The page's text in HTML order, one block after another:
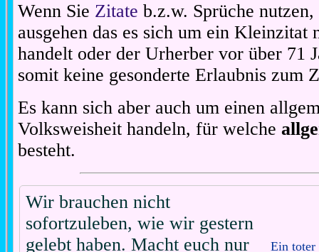
Wenn Sie Zitate b.z.w. Sprüche
ausgehen das es sich um ein Kleinzitat
handelt oder der Urherber vor über 71
somit keine gesonderte Erlaubnis zum
Es kann sich aber auch um einen
Volksweisheit handeln, für welche
besteht.
Wir brauchen nicht
sofortzuleben, wie wir gestern
gelebt haben. Macht euch nur
Ein toter